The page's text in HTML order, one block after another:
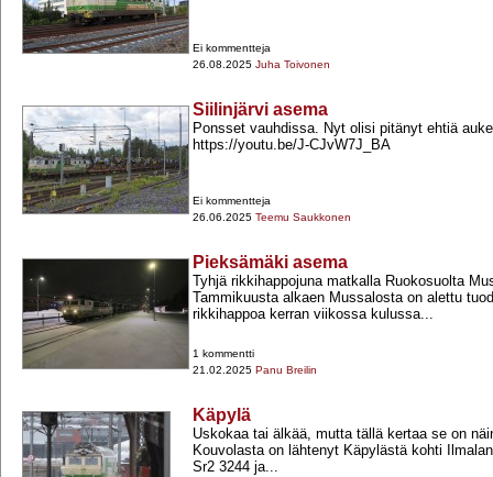
Ei kommentteja
26.08.2025 Juha Toivonen
Siilinjärvi asema
Ponsset vauhdissa. Nyt olisi pitänyt ehtiä
https://youtu.be/J-​CJvW7J_BA
Ei kommentteja
26.06.2025 Teemu Saukkonen
Pieksämäki asema
Tyhjä rikkihappojuna matkalla Ruokosuolta
Tammikuusta alkaen Mussalosta on alettu
rikkihappoa kerran viikossa kulussa...
1 kommentti
21.02.2025 Panu Breilin
Käpylä
Uskokaa tai älkää, mutta tällä kertaa se on
Kouvolasta on lähtenyt Käpylästä kohti
Sr2 3244 ja...